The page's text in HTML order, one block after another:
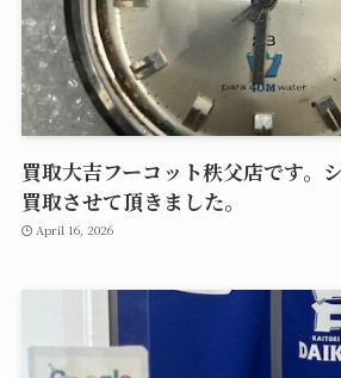
買取大吉フーコット秩父店です。
買取させて頂きました。
April 16, 2026